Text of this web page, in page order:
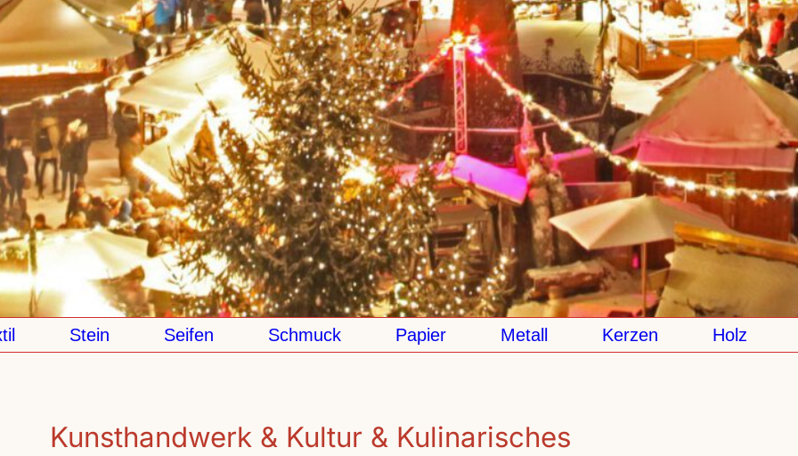
Stein Seifen Schmuck Papier Metall Kerzen Holz
Kunsthandwerk & Kultur & Kulinarisches